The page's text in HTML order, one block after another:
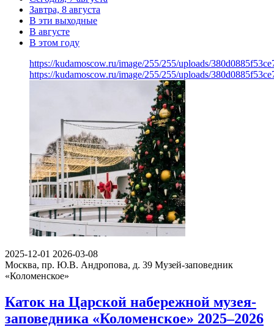
Завтра, 8 августа
В эти выходные
В августе
В этом году
https://kudamoscow.ru/image/255/255/uploads/
https://kudamoscow.ru/image/255/255/uploads/
2025-12-01 2026-03-08
Москва, пр. Ю.В. Андропова, д. 39 Музей-заповедник
«Коломенское»
Каток на Царской набережной музея-
заповедника «Коломенское» 2025–2026